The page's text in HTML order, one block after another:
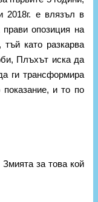
2018г. е влязъл в
опозиция на
като разкарва
Плъхът иска да
ги трансформира
и то по
за това кой